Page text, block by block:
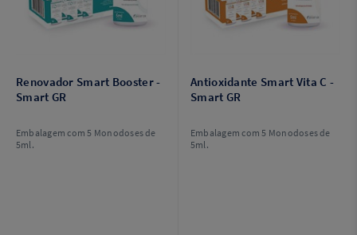
Renovador Smart Booster -
Smart GR
Embalagem com 5 Monodoses de
5ml.
Antioxidante Smart Vita C -
Smart GR
Embalagem com 5 Monodoses de
5ml.